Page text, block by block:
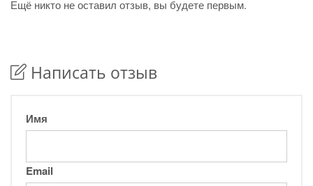
Ещё никто не оставил отзыв, вы будете первым.
Написать отзыв
Имя
Email